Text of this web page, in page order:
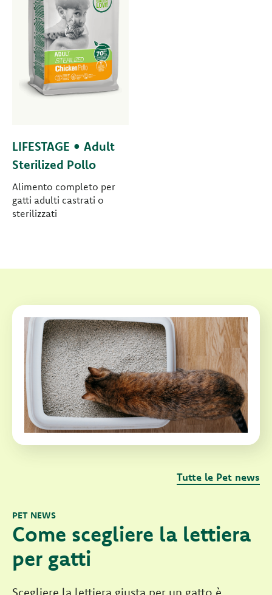
LIFESTAGE • Adult
Sterilized Pollo
Alimento completo per
gatti adulti castrati o
sterilizzati
PET NEWS
Come scegliere la lettiera
per gatti
Scegliere la lettiera giusta per un gatto è
Tutte le Pet news